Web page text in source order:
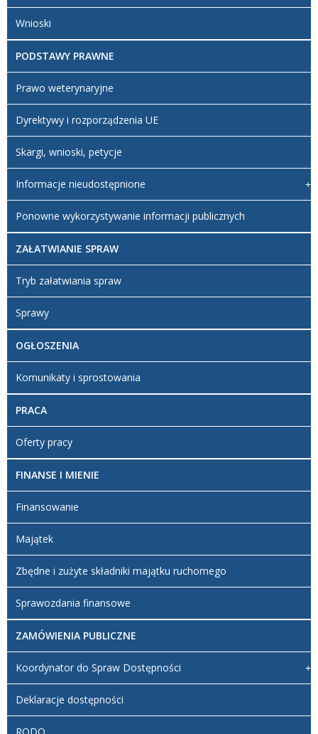
Wnioski
PODSTAWY PRAWNE
Prawo weterynaryjne
Dyrektywy i rozporządzenia UE
Skargi, wnioski, petycje
Informacje nieudostępnione
Ponowne wykorzystywanie informacji publicznych
ZAŁATWIANIE SPRAW
Tryb załatwiania spraw
Sprawy
OGŁOSZENIA
Komunikaty i sprostowania
PRACA
Oferty pracy
FINANSE I MIENIE
Finansowanie
Majątek
Zbędne i zużyte składniki majątku ruchomego
Sprawozdania finansowe
ZAMÓWIENIA PUBLICZNE
Koordynator do Spraw Dostępności
Deklaracje dostępności